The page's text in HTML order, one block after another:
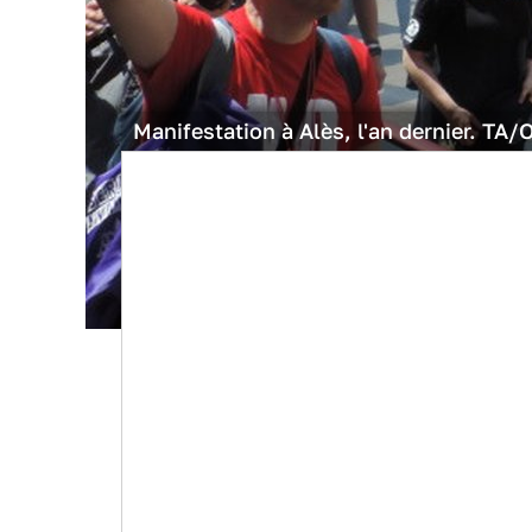
Manifestation à Alès, l'an dernier. TA/